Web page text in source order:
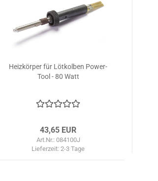
Heizkörper für Lötkolben Power-
Tool - 80 Watt
43,65 EUR
Art.Nr.: 084100J
Lieferzeit:2-3 Tage